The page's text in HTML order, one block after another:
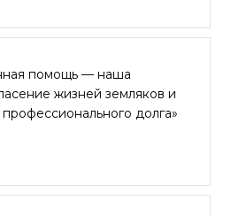
помощь — наша
жизней земляков и
долга»